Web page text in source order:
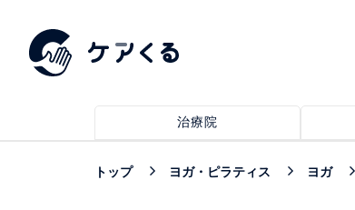
治療院
トップ ヨガ・ピラティス ヨガ